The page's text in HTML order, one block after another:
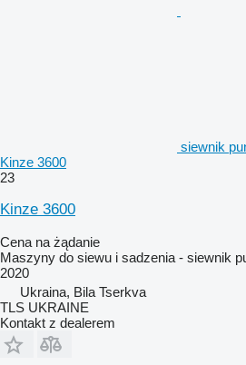
siewnik
Kinze 3600
23
Kinze 3600
Cena na żądanie
Maszyny do siewu i sadzenia - siewnik
2020
Ukraina, Bila Tserkva
TLS UKRAINE
Kontakt z dealerem